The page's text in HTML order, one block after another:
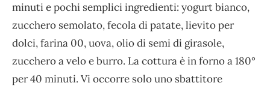
minuti e pochi semplici ingredienti: yogurt bianco,
zucchero semolato, fecola di patate, lievito per
dolci, farina 00, uova, olio di semi di girasole,
zucchero a velo e burro. La cottura è in forno a 180°
per 40 minuti. Vi occorre solo uno sbattitore